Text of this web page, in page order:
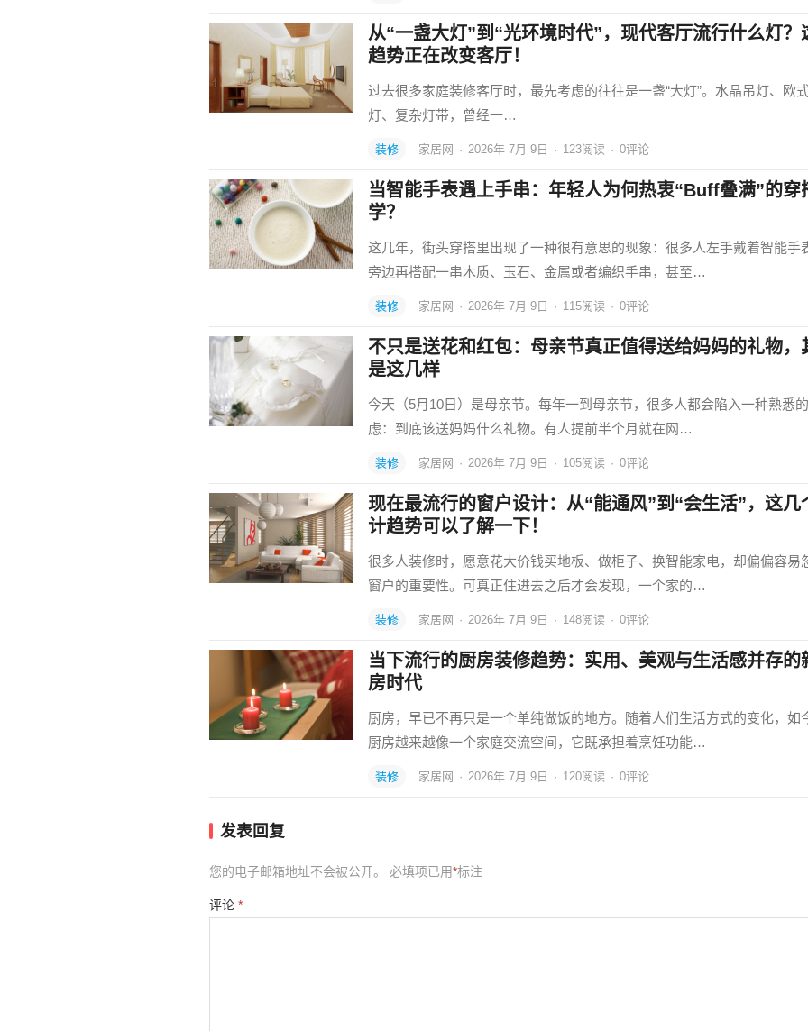
从“一盏大灯”到“光环境时代”，现代客厅流行什么灯？
趋势正在改变客厅！
过去很多家庭装修客厅时，最先考虑的往往是一盏“大灯”。水晶吊灯、欧
灯、复杂灯带，曾经一…
装修 家居网 · 2026年 7月 9日 · 123阅读 · 0评论
当智能手表遇上手串：年轻人为何热衷“Buff叠满”的穿
学？
这几年，街头穿搭里出现了一种很有意思的现象：很多人左手戴着智能手
旁边再搭配一串木质、玉石、金属或者编织手串，甚至…
装修 家居网 · 2026年 7月 9日 · 115阅读 · 0评论
不只是送花和红包：母亲节真正值得送给妈妈的礼物，
是这几样
今天（5月10日）是母亲节。每年一到母亲节，很多人都会陷入一种熟悉
虑：到底该送妈妈什么礼物。有人提前半个月就在网…
装修 家居网 · 2026年 7月 9日 · 105阅读 · 0评论
现在最流行的窗户设计：从“能通风”到“会生活”，这几
计趋势可以了解一下！
很多人装修时，愿意花大价钱买地板、做柜子、换智能家电，却偏偏容易
窗户的重要性。可真正住进去之后才会发现，一个家的…
装修 家居网 · 2026年 7月 9日 · 148阅读 · 0评论
当下流行的厨房装修趋势：实用、美观与生活感并存的
房时代
厨房，早已不再只是一个单纯做饭的地方。随着人们生活方式的变化，如
厨房越来越像一个家庭交流空间，它既承担着烹饪功能…
装修 家居网 · 2026年 7月 9日 · 120阅读 · 0评论
发表回复
您的电子邮箱地址不会被公开。 必填项已用*标注
评论 *